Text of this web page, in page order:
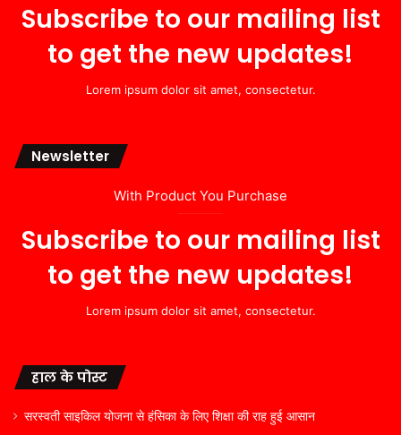
Subscribe to our mailing list
to get the new updates!
Lorem ipsum dolor sit amet, consectetur.
Newsletter
With Product You Purchase
Subscribe to our mailing list
to get the new updates!
Lorem ipsum dolor sit amet, consectetur.
हाल के पोस्ट
सरस्वती साइकिल योजना से हंसिका के लिए शिक्षा की राह हुई आसान